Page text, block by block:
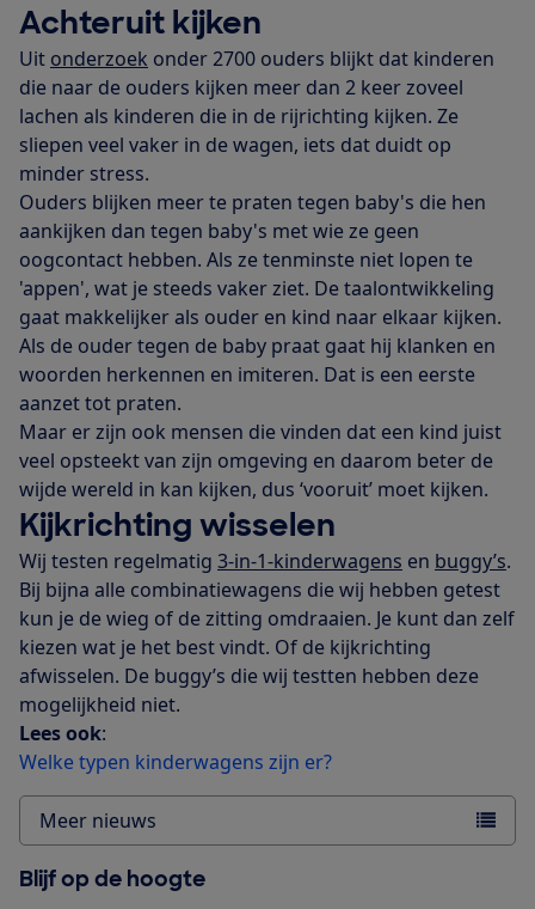
Achteruit kijken
Uit onderzoek onder 2700 ouders blijkt dat kinderen
die naar de ouders kijken meer dan 2 keer zoveel
lachen als kinderen die in de rijrichting kijken. Ze
sliepen veel vaker in de wagen, iets dat duidt op
minder stress.
Ouders blijken meer te praten tegen baby's die hen
aankijken dan tegen baby's met wie ze geen
oogcontact hebben. Als ze tenminste niet lopen te
'appen', wat je steeds vaker ziet. De taalontwikkeling
gaat makkelijker als ouder en kind naar elkaar kijken.
Als de ouder tegen de baby praat gaat hij klanken en
woorden herkennen en imiteren. Dat is een eerste
aanzet tot praten.
Maar er zijn ook mensen die vinden dat een kind juist
veel opsteekt van zijn omgeving en daarom beter de
wijde wereld in kan kijken, dus ‘vooruit’ moet kijken.
Kijkrichting wisselen
Wij testen regelmatig 3-in-1-kinderwagens en buggy’s.
Bij bijna alle combinatiewagens die wij hebben getest
kun je de wieg of de zitting omdraaien. Je kunt dan zelf
kiezen wat je het best vindt. Of de kijkrichting
afwisselen. De buggy’s die wij testten hebben deze
mogelijkheid niet.
Lees ook:
Welke typen kinderwagens zijn er?
Meer nieuws
Blijf op de hoogte